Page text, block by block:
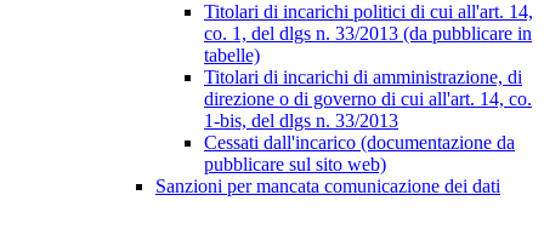
Titolari di incarichi politici di cui all'art. 14,
co. 1, del dlgs n. 33/2013 (da pubblicare in
tabelle)
Titolari di incarichi di amministrazione, di
direzione o di governo di cui all'art. 14, co.
1-bis, del dlgs n. 33/2013
Cessati dall'incarico (documentazione da
pubblicare sul sito web)
Sanzioni per mancata comunicazione dei dati